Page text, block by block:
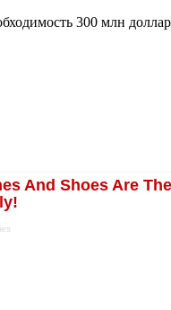
300 млн